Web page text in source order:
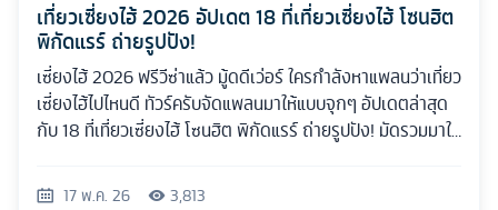
เที่ยวเซี่ยงไฮ้ 2026 อัปเดต 18 ที่เที่ยวเซี่ยงไฮ้ โซนฮิต
พิกัดแรร์ ถ่ายรูปปัง!
เซี่ยงไฮ้ 2026 ฟรีวีซ่าแล้ว มู้ดดีเว่อร์ ใครกำลังหาแพลนว่าเที่ยว
เซี่ยงไฮ้ไปไหนดี ทัวร์ครับจัดแพลนมาให้แบบจุกๆ อัปเดตล่าสุด
กับ 18 ที่เที่ยวเซี่ยงไฮ้ โซนฮิต พิกัดแรร์ ถ่ายรูปปัง! มัดรวมมาให้
17 พ.ค. 26 3,813